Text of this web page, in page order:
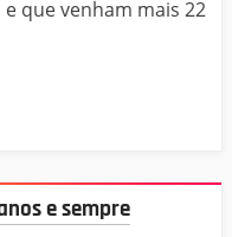
que venham mais 22
e sempre